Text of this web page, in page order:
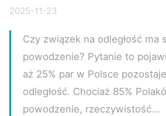
2025-11-23
Czy związek na odległość ma
powodzenie? Pytanie to
aż 25% par w Polsce
odległość. Chociaż 85%
powodzenie, rzeczywistość...